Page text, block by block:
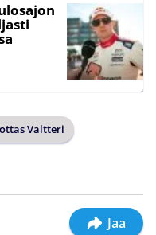
Valtteri
Jaa